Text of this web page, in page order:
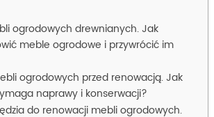
ogrodowych drewnianych. Jak
meble ogrodowe i przywrócić im
ogrodowych przed renowacją. Jak
naprawy i konserwacji?
do renowacji mebli ogrodowych.